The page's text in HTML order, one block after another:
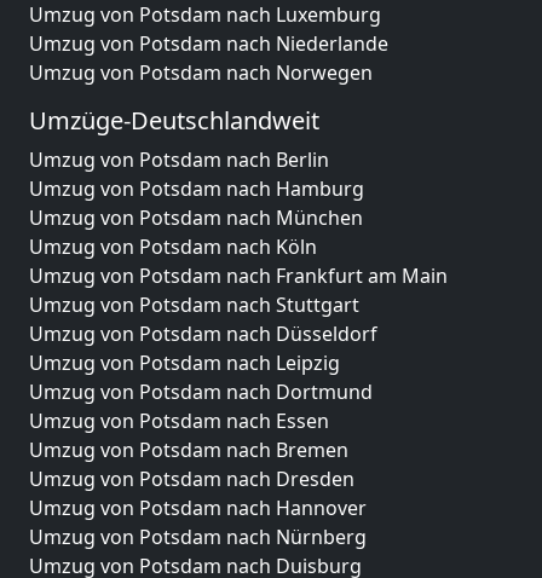
Umzug von Potsdam nach Luxemburg
Umzug von Potsdam nach Niederlande
Umzug von Potsdam nach Norwegen
Umzüge-Deutschlandweit
Umzug von Potsdam nach Berlin
Umzug von Potsdam nach Hamburg
Umzug von Potsdam nach München
Umzug von Potsdam nach Köln
Umzug von Potsdam nach Frankfurt am Main
Umzug von Potsdam nach Stuttgart
Umzug von Potsdam nach Düsseldorf
Umzug von Potsdam nach Leipzig
Umzug von Potsdam nach Dortmund
Umzug von Potsdam nach Essen
Umzug von Potsdam nach Bremen
Umzug von Potsdam nach Dresden
Umzug von Potsdam nach Hannover
Umzug von Potsdam nach Nürnberg
Umzug von Potsdam nach Duisburg